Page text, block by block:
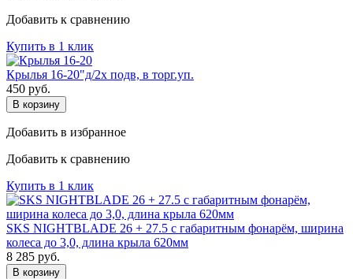
Добавить к сравнению
Купить в 1 клик
Крылья 16-20"д/2х подв, в торг.уп.
450 руб.
В корзину
Добавить в избранное
Добавить к сравнению
Купить в 1 клик
SKS NIGHTBLADE 26 + 27.5 с габаритным фонарём, ширина
колеса до 3,0, длина крыла 620мм
8 285 руб.
В корзину